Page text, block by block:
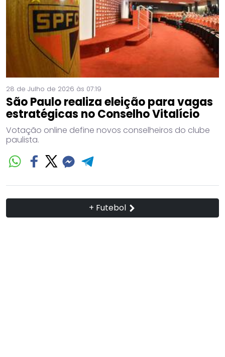
28 de Julho de 2026 às 07:19
São Paulo realiza eleição para vagas
estratégicas no Conselho Vitalício
Votação online define novos conselheiros do clube
paulista.
+ Futebol